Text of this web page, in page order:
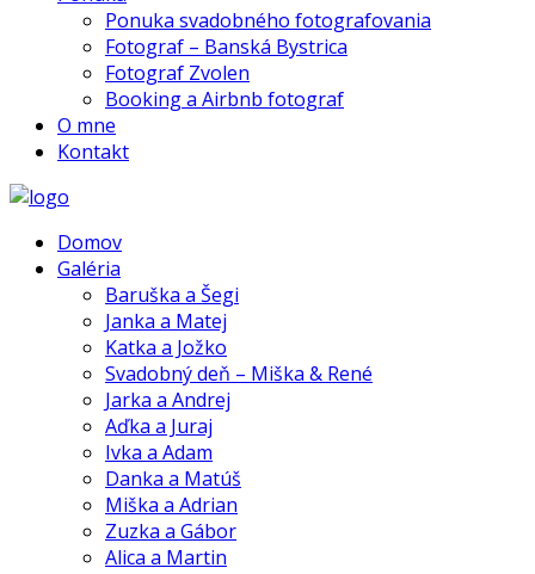
Ponuka svadobného fotografovania
Fotograf – Banská Bystrica
Fotograf Zvolen
Booking a Airbnb fotograf
O mne
Kontakt
Domov
Galéria
Baruška a Šegi
Janka a Matej
Katka a Jožko
Svadobný deň – Miška & René
Jarka a Andrej
Aďka a Juraj
Ivka a Adam
Danka a Matúš
Miška a Adrian
Zuzka a Gábor
Alica a Martin